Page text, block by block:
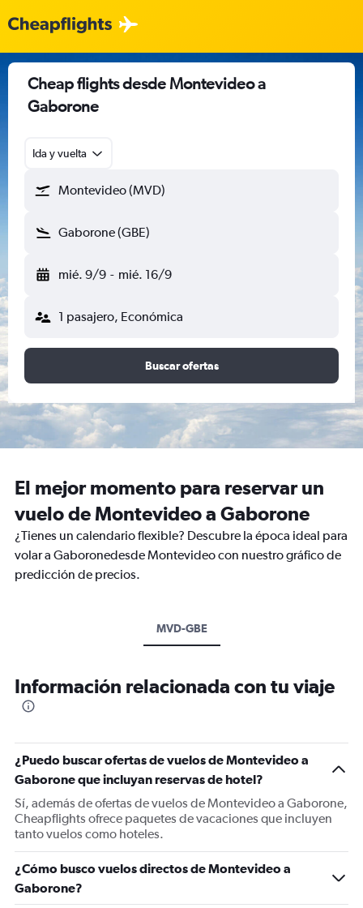
Cheap flights desde Montevideo a
Gaborone
Ida y vuelta
Montevideo (MVD)
Gaborone (GBE)
mié. 9/9 - mié. 16/9
1 pasajero, Económica
Buscar ofertas
El mejor momento para reservar un
vuelo de Montevideo a Gaborone
¿Tienes un calendario flexible? Descubre la época ideal para
volar a Gaboronedesde Montevideo con nuestro gráfico de
predicción de precios.
MVD-GBE
Información relacionada con tu viaje
¿Puedo buscar ofertas de vuelos de Montevideo a
Gaborone que incluyan reservas de hotel?
Sí, además de ofertas de vuelos de Montevideo a Gaborone,
Cheapflights ofrece paquetes de vacaciones que incluyen
tanto vuelos como hoteles.
¿Cómo busco vuelos directos de Montevideo a
Gaborone?